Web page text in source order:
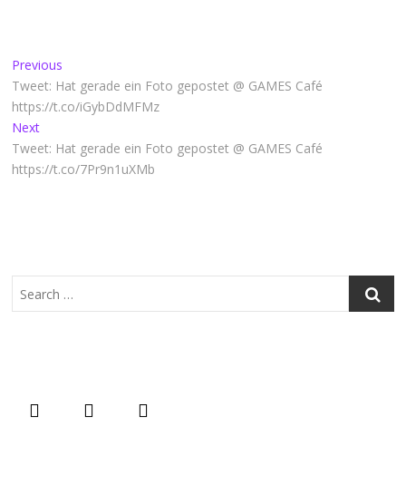
Beitragsnavigation
Previous
post:
Tweet: Hat gerade ein Foto gepostet @ GAMES Café
https://t.co/iGybDdMFMz
NextNext
post:
Tweet: Hat gerade ein Foto gepostet @ GAMES Café
https://t.co/7Pr9n1uXMb